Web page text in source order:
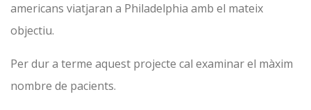
americans viatjaran a Philadelphia amb el mateix
objectiu.
Per dur a terme aquest projecte cal examinar el màxim
nombre de pacients.